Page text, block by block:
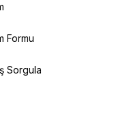
Formu
Sorgula